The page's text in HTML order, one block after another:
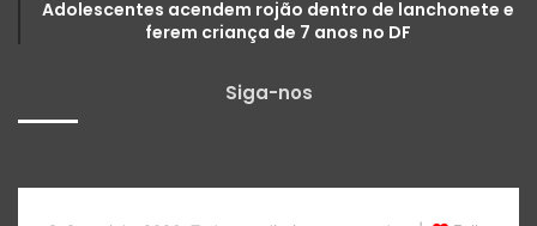
Adolescentes acendem rojão dentro de lanchonete e
ferem criança de 7 anos no DF
Siga-nos